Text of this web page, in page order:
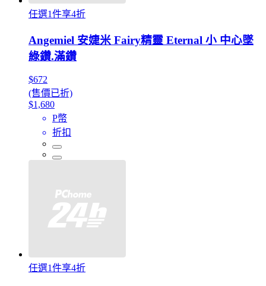
任選1件享4折
Angemiel 安婕米 Fairy精靈 Eternal 小 中心墜
綠鑽.滿鑽
$672
(售價已折)
$1,680
P幣
折扣
任選1件享4折